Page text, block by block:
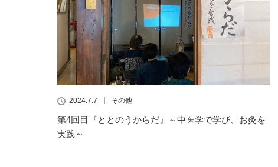
2024.7.7 その他
第4回目『ととのうからだ』～中医学で学び、お灸を
実践～